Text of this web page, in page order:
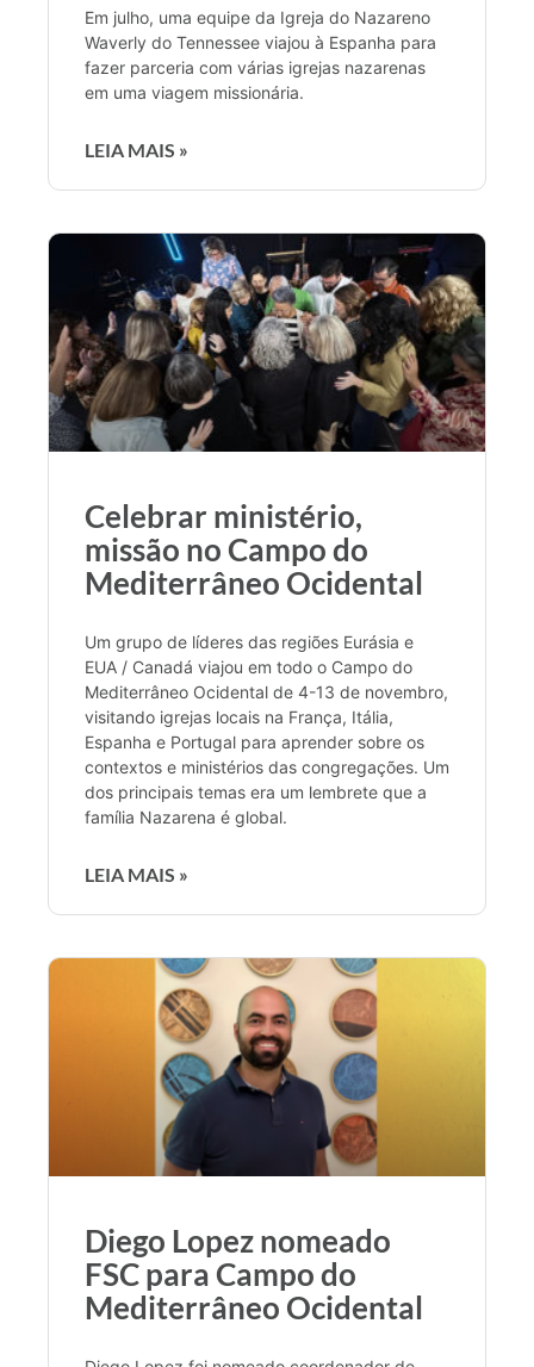
Em julho, uma equipe da Igreja do Nazareno
Waverly do Tennessee viajou à Espanha para
fazer parceria com várias igrejas nazarenas
em uma viagem missionária.
LEIA MAIS »
Celebrar ministério,
missão no Campo do
Mediterrâneo Ocidental
Um grupo de líderes das regiões Eurásia e
EUA / Canadá viajou em todo o Campo do
Mediterrâneo Ocidental de 4-13 de novembro,
visitando igrejas locais na França, Itália,
Espanha e Portugal para aprender sobre os
contextos e ministérios das congregações. Um
dos principais temas era um lembrete que a
família Nazarena é global.
LEIA MAIS »
Diego Lopez nomeado
FSC para Campo do
Mediterrâneo Ocidental